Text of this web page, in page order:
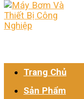
Trang Chủ
Sản Phẩm